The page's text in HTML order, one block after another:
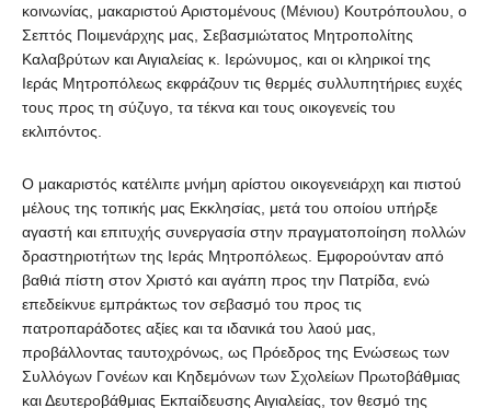
κοινωνίας, μακαριστού Αριστομένους (Μένιου) Κουτρόπουλου, ο
Σεπτός Ποιμενάρχης μας, Σεβασμιώτατος Μητροπολίτης
Καλαβρύτων και Αιγιαλείας κ. Ιερώνυμος, και οι κληρικοί της
Ιεράς Μητροπόλεως εκφράζουν τις θερμές συλλυπητήριες ευχές
τους προς τη σύζυγο, τα τέκνα και τους οικογενείς του
εκλιπόντος.
Ο μακαριστός κατέλιπε μνήμη αρίστου οικογενειάρχη και πιστού
μέλους της τοπικής μας Εκκλησίας, μετά του οποίου υπήρξε
αγαστή και επιτυχής συνεργασία στην πραγματοποίηση πολλών
δραστηριοτήτων της Ιεράς Μητροπόλεως. Εμφορούνταν από
βαθιά πίστη στον Χριστό και αγάπη προς την Πατρίδα, ενώ
επεδείκνυε εμπράκτως τον σεβασμό του προς τις
πατροπαράδοτες αξίες και τα ιδανικά του λαού μας,
προβάλλοντας ταυτοχρόνως, ως Πρόεδρος της Ενώσεως των
Συλλόγων Γονέων και Κηδεμόνων των Σχολείων Πρωτοβάθμιας
και Δευτεροβάθμιας Εκπαίδευσης Αιγιαλείας, τον θεσμό της